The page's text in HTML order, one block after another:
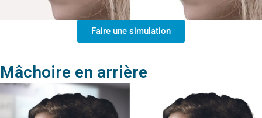
Faire une simulation
Mâchoire en arrière